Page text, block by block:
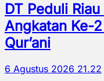
DT Peduli
Angkatan Ke-
Qur’ani
6 Agustus 2026 21.22